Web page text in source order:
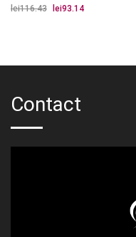
lei116.43
Prețul
lei93.14
Contact